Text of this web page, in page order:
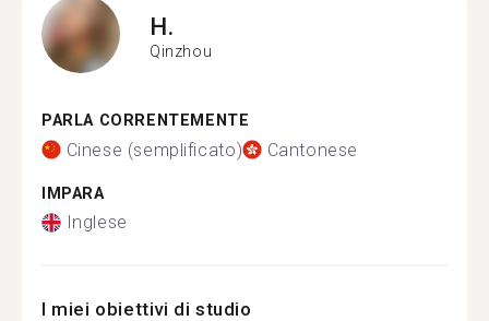
H.
Qinzhou
PARLA CORRENTEMENTE
Cinese (semplificato) Cantonese
IMPARA
Inglese
I miei obiettivi di studio